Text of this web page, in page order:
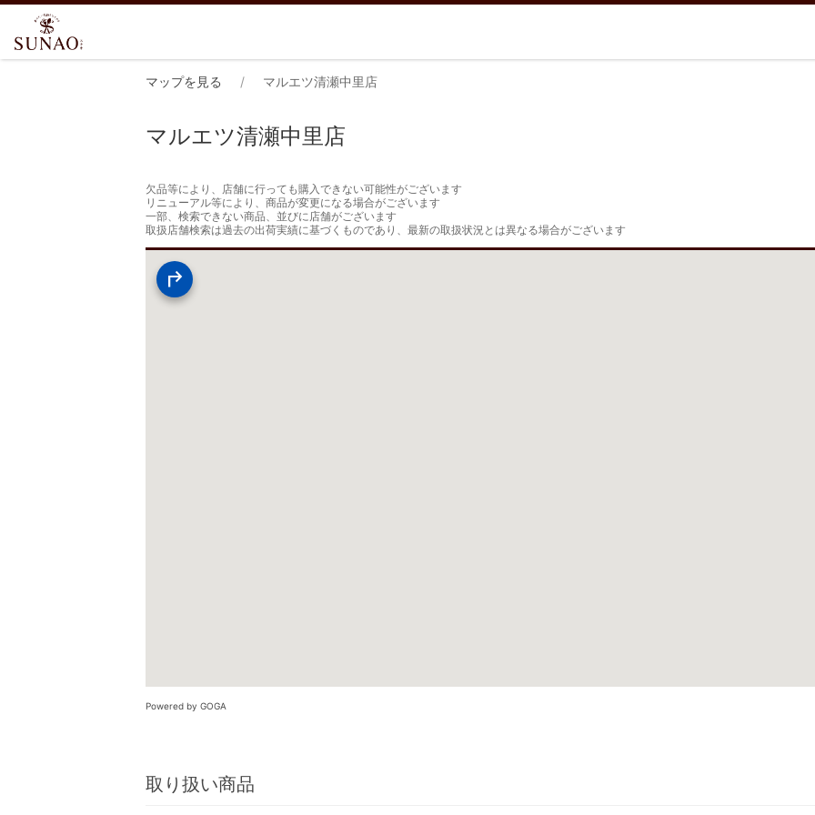
マップを見る マルエツ清瀬中里店
マルエツ清瀬中里店
欠品等により、店舗に行っても購入できない可能性がございます
リニューアル等により、商品が変更になる場合がございます
一部、検索できない商品、並びに店舗がございます
取扱店舗検索は過去の出荷実績に基づくものであり、最新の取扱状況とは異なる場合がございます
Powered by GOGA
取り扱い商品